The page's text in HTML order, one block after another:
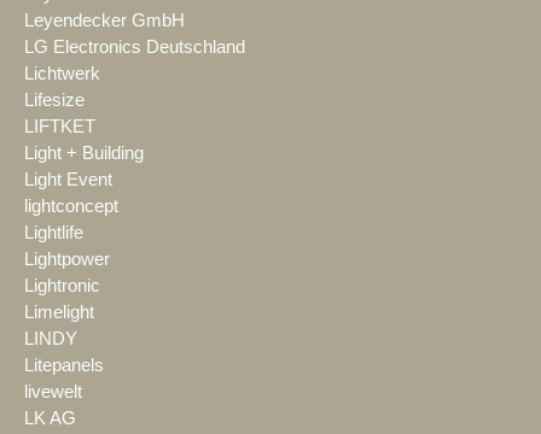
Leyendecker GmbH
LG Electronics Deutschland
Lichtwerk
Lifesize
LIFTKET
Light + Building
Light Event
lightconcept
Lightlife
Lightpower
Lightronic
Limelight
LINDY
Litepanels
livewelt
LK AG